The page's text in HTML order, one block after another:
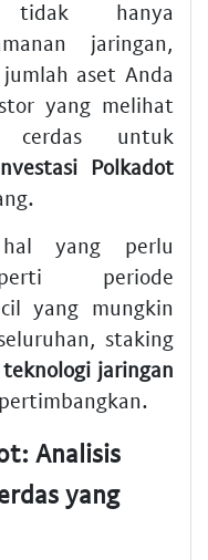
tidak hanya
jaringan,
aset Anda
yang melihat
untuk
Polkadot
yang perlu
periode
yang mungkin
staking
teknologi jaringan
Analisis
yang